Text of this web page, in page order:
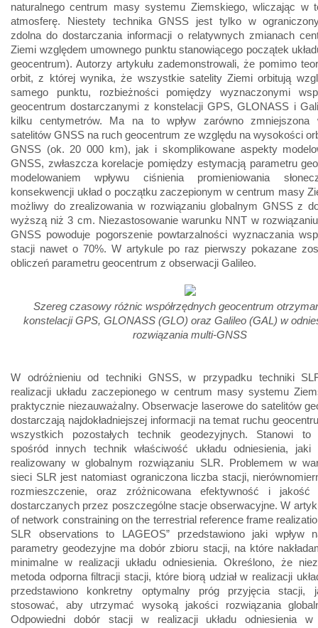
naturalnego centrum masy systemu Ziemskiego, wliczając w
atmosferę. Niestety technika GNSS jest tylko w
zdolna do dostarczania informacji o relatywnych zmianach
Ziemi względem umownego punktu stanowiącego początek
geocentrum). Autorzy artykułu zademonstrowali, że pomimo
orbit, z której wynika, że wszystkie satelity Ziemi orbitują
samego punktu, rozbieżności pomiędzy wyznaczonymi
geocentrum dostarczanymi z konstelacji GPS, GLONASS i
kilku centymetrów. Ma na to wpływ zarówno zmniejszona
satelitów GNSS na ruch geocentrum ze względu na wysokości
GNSS (ok. 20 000 km), jak i skomplikowane aspekty
GNSS, zwłaszcza korelacje pomiędzy estymacją parametru
modelowaniem wpływu ciśnienia promieniowania
konsekwencji układ o początku zaczepionym w centrum masy
możliwy do zrealizowania w rozwiązaniu globalnym GNSS z
wyższą niż 3 cm. Niezastosowanie warunku NNT w
GNSS powoduje pogorszenie powtarzalności wyznaczania
stacji nawet o 70%. W artykule po raz pierwszy pokazane
obliczeń parametru geocentrum z obserwacji Galileo.
Szereg czasowy różnic współrzędnych geocentrum
konstelacji GPS, GLONASS (GLO) oraz Galileo (GAL) w
rozwiązania multi-GNSS
W odróżnieniu od techniki GNSS, w przypadku techniki
realizacji układu zaczepionego w centrum masy systemu
praktycznie niezauważalny. Obserwacje laserowe do satelitów
dostarczają najdokładniejszej informacji na temat ruchu
wszystkich pozostałych technik geodezyjnych. Stanowi to
spośród innych technik właściwość układu odniesienia,
realizowany w globalnym rozwiązaniu SLR. Problemem w
sieci SLR jest natomiast ograniczona liczba stacji,
rozmieszczenie, oraz zróżnicowana efektywność i jakość
dostarczanych przez poszczególne stacje obserwacyjne. W
of network constraining on the terrestrial reference frame
SLR observations to LAGEOS” przedstawiono jaki wpływ
parametry geodezyjne ma dobór zbioru stacji, na które
minimalne w realizacji układu odniesienia. Określono, że
metoda odporna filtracji stacji, które biorą udział w realizacji
przedstawiono konkretny optymalny próg przyjęcia stacji,
stosować, aby utrzymać wysoką jakości rozwiązania
Odpowiedni dobór stacji w realizacji układu odniesienia w